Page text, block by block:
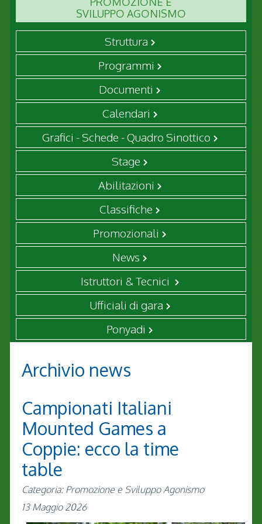
SVILUPPO AGONISMO
Struttura
Programmi
Documenti
Calendari
Grafici - Schede - Quadro Sinottico
Stage
Abilitazioni
Classifiche
Promozionali
News
Istruttori & Tecnici
Ufficiali di gara
Ponyadi
Archivio news
Campionati Italiani
Mounted Games a
Coppie: ecco la time
table
Categoria: Promozione e Sviluppo Agonismo
13 Maggio 2026